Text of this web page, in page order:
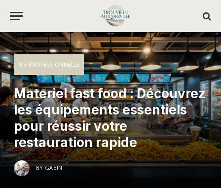
VIE PROFESSIONNELLE
Materiel fast food : Découvrez
les équipements essentiels
pour réussir votre
restauration rapide
BY GABIN